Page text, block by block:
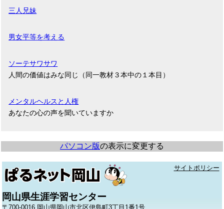
三人兄妹
男女平等を考える
ソーテサワサワ
人間の価値はみな同じ（同一教材３本中の１本目）
メンタルヘルスと人権
あなたの心の声を聞いていますか
パソコン版の表示に変更する
サイトポリシー
岡山県生涯学習センター
〒700-0016 岡山県岡山市北区伊島町3丁目1番1号